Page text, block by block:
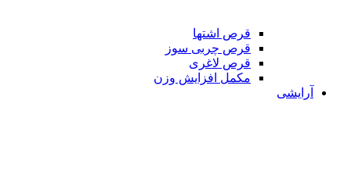
قرص اشتها
قرص چربی سوز
قرص لاغری
مکمل افزایش وزن
آرایشی